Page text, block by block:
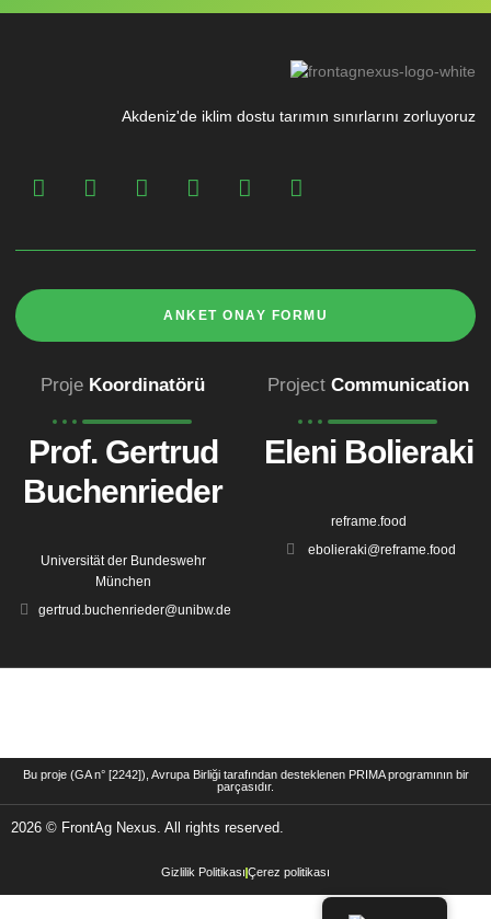
Akdeniz'de iklim dostu tarımın sınırlarını zorluyoruz
ANKET ONAY FORMU
Proje Koordinatörü
Prof. Gertrud
Buchenrieder
Universität der Bundeswehr
München
gertrud.buchenrieder@unibw.de
Project Communication
Eleni Bolieraki
reframe.food
ebolieraki@reframe.food
Bu proje (GA n° [2242]), Avrupa Birliği tarafından desteklenen PRIMA programının bir
parçasıdır.
2026 © FrontAg Nexus. All rights reserved.
Gizlilik Politikası Çerez politikası